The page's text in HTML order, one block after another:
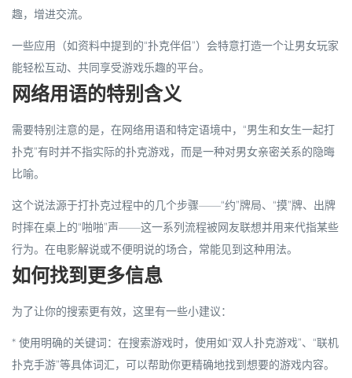
趣，增进交流。
一些应用（如资料中提到的“扑克伴侣”）会特意打造一个让男女玩家
能轻松互动、共同享受游戏乐趣的平台。
网络用语的特别含义
需要特别注意的是，在网络用语和特定语境中，“男生和女生一起打
扑克”有时并不指实际的扑克游戏，而是一种对男女亲密关系的隐晦
比喻。
这个说法源于打扑克过程中的几个步骤——“约”牌局、“摸”牌、出牌
时摔在桌上的“啪啪”声——这一系列流程被网友联想并用来代指某些
行为。在电影解说或不便明说的场合，常能见到这种用法。
如何找到更多信息
为了让你的搜索更有效，这里有一些小建议：
* 使用明确的关键词：在搜索游戏时，使用如“双人扑克游戏”、“联机
扑克手游”等具体词汇，可以帮助你更精确地找到想要的游戏内容。